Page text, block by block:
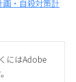
学校教育
・自殺対策計
にはAdobe